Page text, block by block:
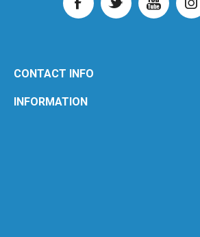
CONTACT INFO
INFORMATION